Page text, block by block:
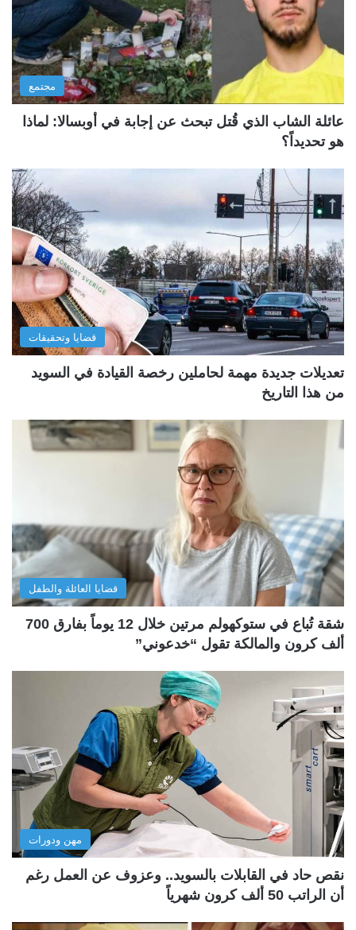
مجتمع
عائلة الشاب الذي قُتل تبحث عن إجابة في أوبسالا: لماذا
هو تحديداً؟
قضايا وتحقيقات
تعديلات جديدة مهمة لحاملين رخصة القيادة في السويد
من هذا التاريخ
قضايا العائلة والطفل
شقة تُباع في ستوكهولم مرتين خلال 12 يوماً بفارق 700
ألف كرون والمالكة تقول “خدعوني”
مهن ودورات
نقص حاد في القابلات بالسويد.. وعزوف عن العمل رغم
أن الراتب 50 ألف كرون شهرياً